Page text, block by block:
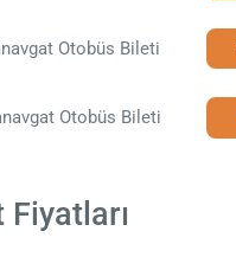
Otobüs Bileti
Otobüs Bileti